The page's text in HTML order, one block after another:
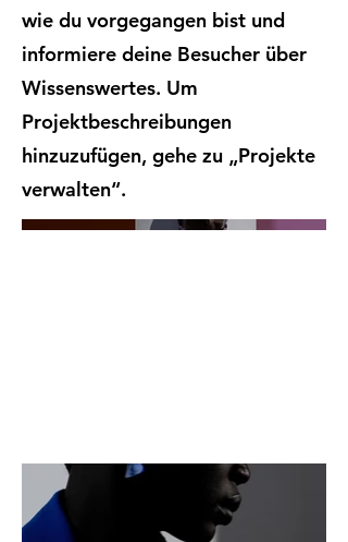
wie du vorgegangen bist und
informiere deine Besucher über
Wissenswertes. Um
Projektbeschreibungen
hinzuzufügen, gehe zu „Projekte
verwalten“.